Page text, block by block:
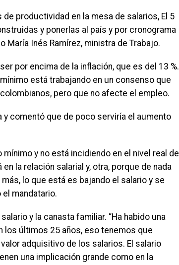
productividad en la mesa de salarios, El 5
y ponerlas al país y por cronograma
Inés Ramírez, ministra de Trabajo.
por encima de la inflación, que es del 13 %.
está trabajando en un consenso que
pero que no afecte el empleo.
comentó que de poco serviría el aumento
y no está incidiendo en el nivel real de
la relación salarial y, otra, porque de nada
lo que está es bajando el salario y se
mandatario.
y la canasta familiar. “Ha habido una
los últimos 25 años, eso tenemos que
adquisitivo de los salarios. El salario
una implicación grande como en la